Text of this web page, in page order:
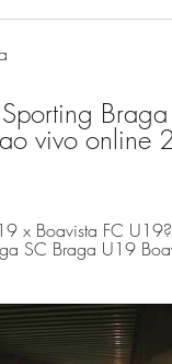
ao vivo
x Boavista FC
SC Braga U19